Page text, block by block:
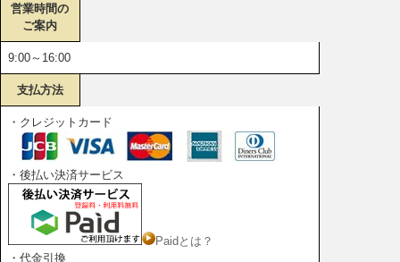
営業時間の
ご案内
9:00～16:00
支払方法
・クレジットカード
・後払い決済サービス
Paidとは？
・代金引換